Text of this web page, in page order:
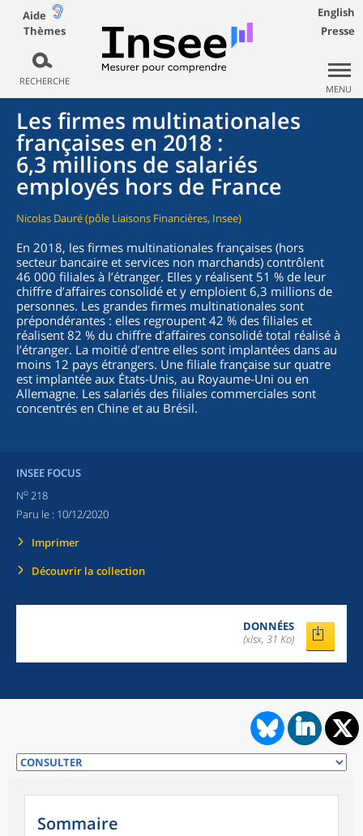
Aide
Thèmes
RECHERCHE
English
Presse
MENU
Les firmes multinationales
françaises en 2018 :
6,3 millions de salariés
employés hors de France
Nicolas Dauré (pôle Liaisons Financières, Insee)
En 2018, les firmes multinationales françaises (hors
secteur bancaire et services non marchands) contrôlent
46 000 filiales à l’étranger. Elles y réalisent 51 % de leur
chiffre d’affaires consolidé et y emploient 6,3 millions de
personnes. Les grandes firmes multinationales sont
prépondérantes : elles regroupent 42 % des filiales et
réalisent 82 % du chiffre d’affaires consolidé total réalisé à
l’étranger. La moitié d’entre elles sont implantées dans au
moins 12 pays étrangers. Une filiale française sur quatre
est implantée aux États-Unis, au Royaume-Uni ou en
Allemagne. Les salariés des filiales commerciales sont
concentrés en Chine et au Brésil.
INSEE FOCUS
No 218
Paru le : 10/12/2020
Imprimer
Découvrir la collection
DONNÉES
(xlsx, 31 Ko)
Sommaire